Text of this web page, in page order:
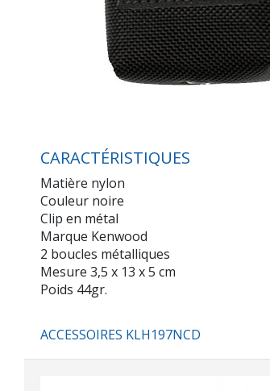
CARACTÉRISTIQUES
Matière nylon
Couleur noire
Clip en métal
Marque Kenwood
2 boucles métalliques
Mesure 3,5 x 13 x 5 cm
Poids 44gr.
ACCESSOIRES KLH197NCD